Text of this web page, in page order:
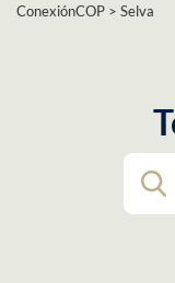
ConexiónCOP > Selva